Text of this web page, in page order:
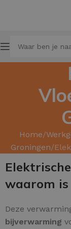
Home
Groningen
waarom is
Deze
bijverwarming